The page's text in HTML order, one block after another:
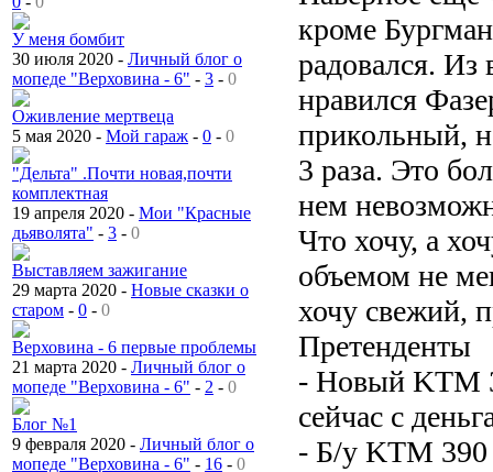
У меня бомбит
30 июля 2020 - Личный блог о
мопеде "Верховина - 6" - 3 - 0
Оживление мертвеца
5 мая 2020 - Мой гараж - 0 - 0
"Дельта" .Почти новая,почти
комплектная
19 апреля 2020 - Мои "Красные
дьяволята" - 3 - 0
Выставляем зажигание
29 марта 2020 - Новые сказки о
старом - 0 - 0
Верховина - 6 первые проблемы
21 марта 2020 - Личный блог о
мопеде "Верховина - 6" - 2 - 0
Блог №1
9 февраля 2020 - Личный блог о
мопеде "Верховина - 6" - 16 - 0
кроме
радовался.
нравился
прикольный,
3 раза. Это
нем
Что хочу, а
объемом не
хочу свежий,
Претенденты
- Новый KTM
сейчас с
- Б/у KTM 390